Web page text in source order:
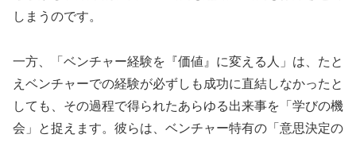
しまうのです。
一方、「ベンチャー経験を『価値』に変える人」は、たと
えベンチャーでの経験が必ずしも成功に直結しなかったと
しても、その過程で得られたあらゆる出来事を「学びの機
会」と捉えます。彼らは、ベンチャー特有の「意思決定の